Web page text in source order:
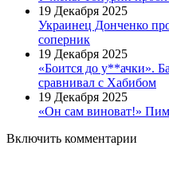
19 Декабря 2025
Украинец Донченко
соперник
19 Декабря 2025
«Боится до у**ачки».
сравнивал с Хабибом
19 Декабря 2025
«Он сам виноват!»
Включить комментарии